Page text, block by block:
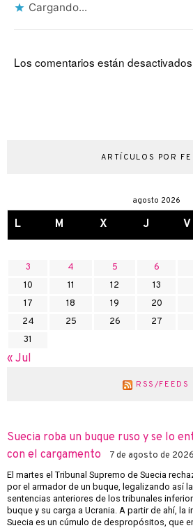
Cargando...
Los comentarios están
ARTÍCULOS POR
agosto 2026
L M X J V
3
4 5 6
10
11 12 13
17
18 19 20
24
25 26 27
31
« Jul
RSS/FEEDS
Suecia roba un buque ruso y se lo
con el cargamento
7 de agosto de 2026
El martes el Tribunal Supremo de Suecia
por el armador de un buque, legalizando así
sentencias anteriores de los tribunales
buque y su carga a Ucrania. A partir de ahí,
Suecia es un cúmulo de despropósitos, que